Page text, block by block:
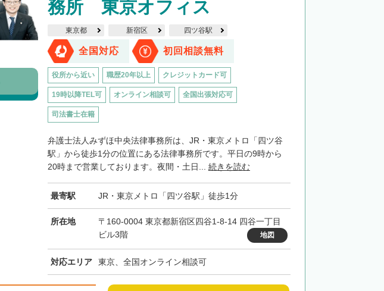
務所 東京オフィス
東京都 新宿区 四ツ谷駅
全国対応 初回相談無料
役所から近い 職歴20年以上 クレジットカード可
19時以降TEL可 オンライン相談可 全国出張対応可
司法書士在籍
弁護士法人みずほ中央法律事務所は、JR・東京メトロ「四ツ谷
駅」から徒歩1分の位置にある法律事務所です。平日の9時から
20時まで営業しております。夜間・土日... 続きを読む
最寄駅 JR・東京メトロ「四ツ谷駅」徒歩1分
所在地
〒160-0004 東京都新宿区四谷1-8-14 四谷一丁目
ビル3階
地図
対応エリア 東京、全国オンライン相談可